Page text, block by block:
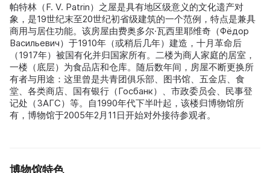
帕特林（F. V. Patrin）之屋是具有地区级意义的文化遗产对
象，是19世纪末至20世纪初省级建筑的一个范例，特点是兼具
商用与居住功能。该房屋由费奥多尔·瓦西里耶维奇（Фёдор
Васильевич）于1910年（或稍后几年）建造，十月革命后
（1917年）被国有化并归国家所有。二楼为商人家庭的居室，
一楼（底层）为食品店和仓库。随后数年间，房屋不断更换所
有者与用途：这里曾是共青团俱乐部、图书馆、五金店、食
堂、各类商店、国有银行（Госбанк）、市政委员会、民事登
记处（ЗАГС）等。自1990年代下半叶起，该楼归博物馆所
有，博物馆于2005年2月11日开始对外接待参观者。
博物馆特色